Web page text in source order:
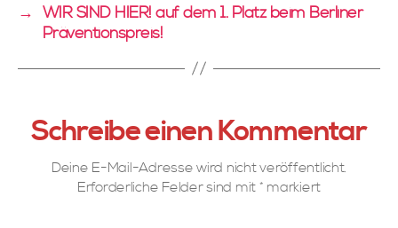
→ WIR SIND HIER! auf dem 1. Platz beim Berliner
Präventionspreis!
Schreibe einen Kommentar
Deine E-Mail-Adresse wird nicht veröffentlicht.
Erforderliche Felder sind mit * markiert